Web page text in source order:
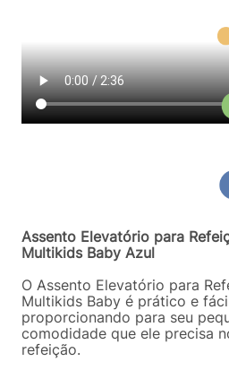
Assento Elevatório para
Multikids Baby Azul
O Assento Elevatório para
Multikids Baby é prático e
proporcionando para seu
comodidade que ele precisa
refeição.